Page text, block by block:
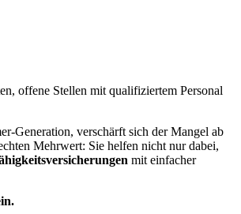
offene Stellen mit qualifiziertem Personal
Generation, verschärft sich der Mangel ab
Mehrwert: Sie helfen nicht nur dabei,
mit einfacher